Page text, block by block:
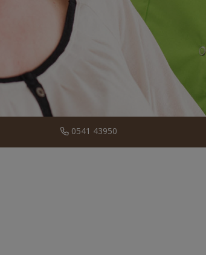
0541 43950